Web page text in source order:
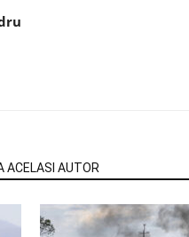
ACELASI AUTOR